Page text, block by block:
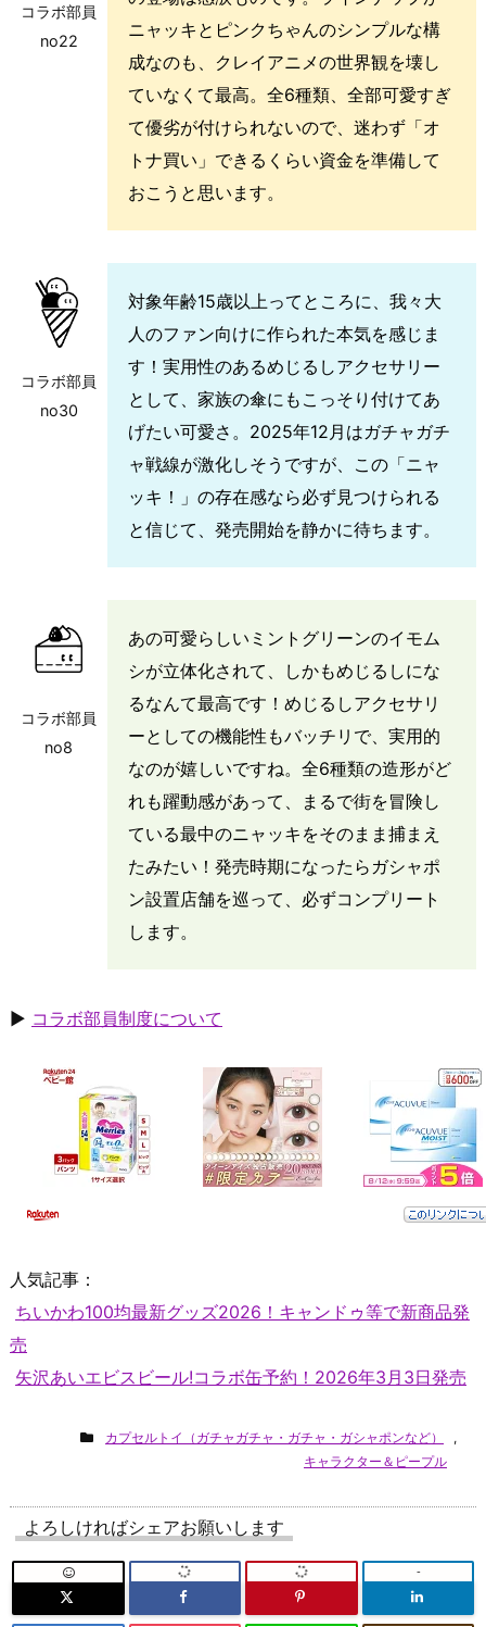
コラボ部員
no22
ニャッキとピンクちゃんのシンプルな構
成なのも、クレイアニメの世界観を壊し
ていなくて最高。全6種類、全部可愛すぎ
て優劣が付けられないので、迷わず「オ
トナ買い」できるくらい資金を準備して
おこうと思います。
コラボ部員
no30
対象年齢15歳以上ってところに、我々大
人のファン向けに作られた本気を感じま
す！実用性のあるめじるしアクセサリー
として、家族の傘にもこっそり付けてあ
げたい可愛さ。2025年12月はガチャガチ
ャ戦線が激化しそうですが、この「ニャ
ッキ！」の存在感なら必ず見つけられる
と信じて、発売開始を静かに待ちます。
コラボ部員
no8
あの可愛らしいミントグリーンのイモム
シが立体化されて、しかもめじるしにな
るなんて最高です！めじるしアクセサリ
ーとしての機能性もバッチリで、実用的
なのが嬉しいですね。全6種類の造形がど
れも躍動感があって、まるで街を冒険し
ている最中のニャッキをそのまま捕まえ
たみたい！発売時期になったらガシャポ
ン設置店舗を巡って、必ずコンプリート
します。
▶ コラボ部員制度について
人気記事：
ちいかわ100均最新グッズ2026！キャンドゥ等で新商品発
売
矢沢あいエビスビール!コラボ缶予約！2026年3月3日発売
カプセルトイ（ガチャガチャ・ガチャ・ガシャポンなど）
,
キャラクター＆ピープル
よろしければシェアお願いします
-